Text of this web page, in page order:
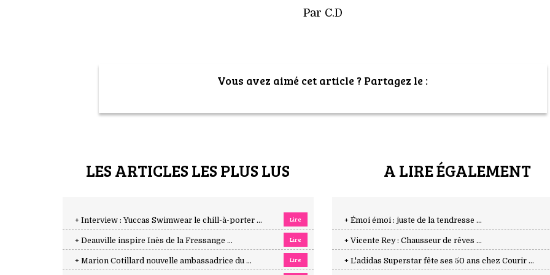
Par C.D
Vous avez aimé cet article ? Partagez le :
LES ARTICLES LES PLUS LUS
+ Interview : Yuccas Swimwear le chill-à-porter ... Lire
+ Deauville inspire Inès de la Fressange ... Lire
+ Marion Cotillard nouvelle ambassadrice du ... Lire
A LIRE ÉGALEMENT
+ Émoi émoi : juste de la tendresse ...
+ Vicente Rey : Chausseur de rêves ...
+ L'adidas Superstar fête ses 50 ans chez Courir ...